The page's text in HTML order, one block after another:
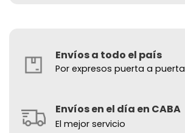
Envíos a todo el país
Por expresos puerta a puerta
Envíos en el día en CABA
El mejor servicio